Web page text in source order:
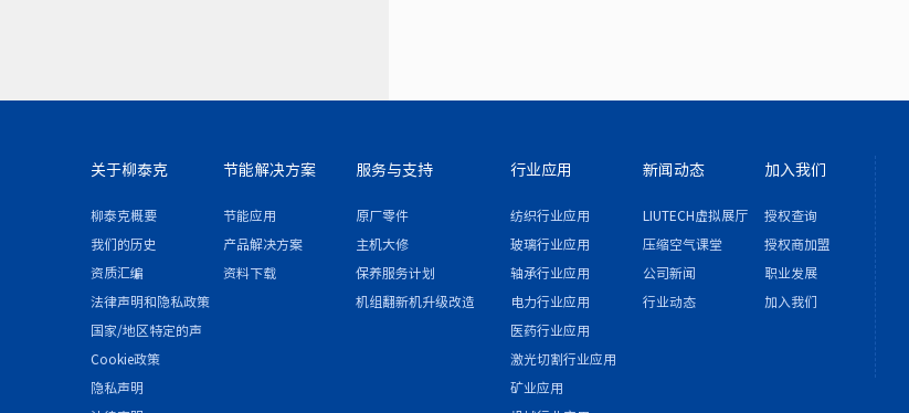
关于柳泰克
柳泰克概要
我们的历史
资质汇编
法律声明和隐私政策
国家/地区特定的声
明和/或附录
Cookie政策
隐私声明
节能解决方案
节能应用
产品解决方案
资料下载
服务与支持
原厂零件
主机大修
保养服务计划
机组翻新机升级改造
行业应用
纺织行业应用
玻璃行业应用
轴承行业应用
电力行业应用
医药行业应用
激光切割行业应用
矿业应用
新闻动态
LIUTECH虚拟展厅
压缩空气课堂
公司新闻
行业动态
加入我们
授权查询
授权商加盟
职业发展
加入我们